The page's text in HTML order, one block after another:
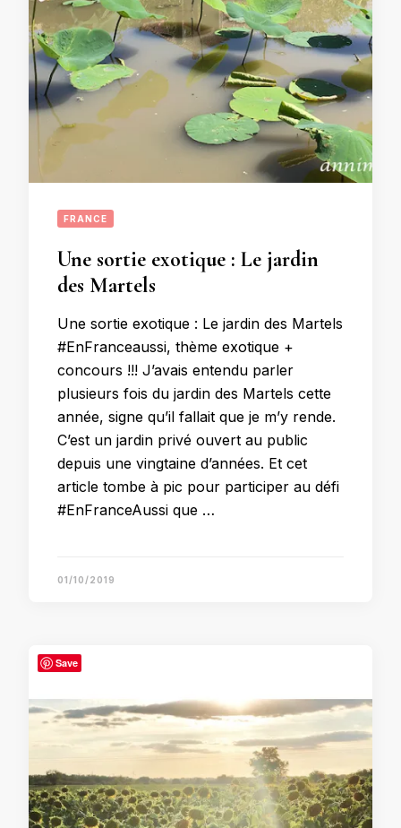
FRANCE
Une sortie exotique : Le jardin
des Martels
Une sortie exotique : Le jardin des Martels
#EnFranceaussi, thème exotique +
concours !!! J’avais entendu parler
plusieurs fois du jardin des Martels cette
année, signe qu’il fallait que je m’y rende.
C’est un jardin privé ouvert au public
depuis une vingtaine d’années. Et cet
article tombe à pic pour participer au défi
#EnFranceAussi que …
01/10/2019
Save